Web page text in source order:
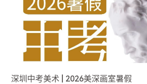
深圳中考美术 | 2026美深画室暑假